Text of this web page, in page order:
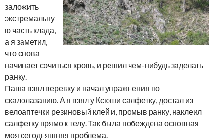
заложить
экстремальну
ю часть клада,
а я заметил,
что снова
начинает сочиться кровь, и решил чем-нибудь заделать
ранку.
Паша взял веревку и начал упражнения по
скалолазанию. А я взял у Ксюши салфетку, достал из
велоаптечки резиновый клей и, промыв ранку, наклеил
салфетку прямо к телу. Так была побеждена основная
моя сегодняшняя проблема.